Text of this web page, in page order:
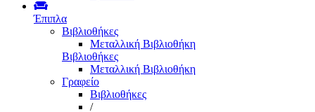
Έπιπλα
Βιβλιοθήκες
Μεταλλική Βιβλιοθήκη
Βιβλιοθήκες
Μεταλλική Βιβλιοθήκη
Γραφείο
Βιβλιοθήκες
/